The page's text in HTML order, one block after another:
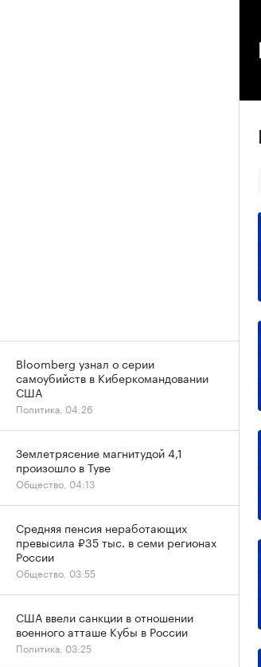
Bloomberg узнал о серии
самоубийств в Киберкомандовании
США
Политика, 04:26
Землетрясение магнитудой 4,1
произошло в Туве
Общество, 04:13
Средняя пенсия неработающих
превысила ₽35 тыс. в семи регионах
России
Общество, 03:55
США ввели санкции в отношении
военного атташе Кубы в России
Политика, 03:25